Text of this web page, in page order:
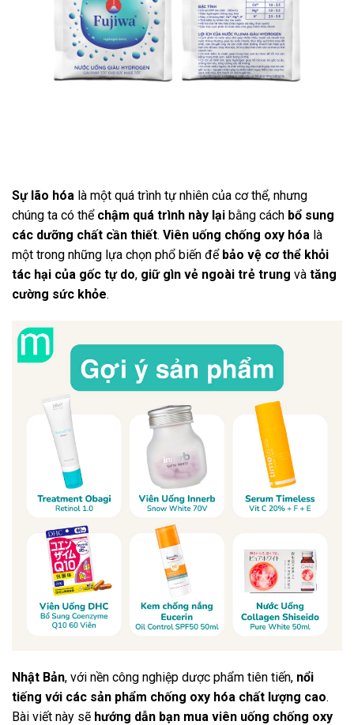
Sự lão hóa là một quá trình tự nhiên của cơ thể, nhưng
chúng ta có thể chậm quá trình này lại bằng cách bổ sung
các dưỡng chất cần thiết. Viên uống chống oxy hóa là
một trong những lựa chọn phổ biến để bảo vệ cơ thể khỏi
tác hại của gốc tự do, giữ gìn vẻ ngoài trẻ trung và tăng
cường sức khỏe.
Nhật Bản, với nền công nghiệp dược phẩm tiên tiến, nổi
tiếng với các sản phẩm chống oxy hóa chất lượng cao.
Bài viết này sẽ hướng dẫn bạn mua viên uống chống oxy